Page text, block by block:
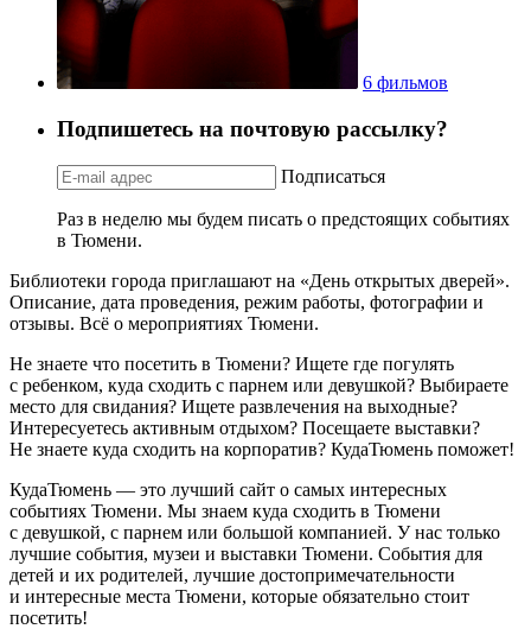
6 фильмов
Подпишетесь на почтовую рассылку?
Подписаться
Раз в неделю мы будем писать о предстоящих событиях
в Тюмени.
Библиотеки города приглашают на «День открытых дверей».
Описание, дата проведения, режим работы, фотографии и
отзывы. Всё о мероприятиях Тюмени.
Не знаете что посетить в Тюмени? Ищете где погулять
с ребенком, куда сходить с парнем или девушкой? Выбираете
место для свидания? Ищете развлечения на выходные?
Интересуетесь активным отдыхом? Посещаете выставки?
Не знаете куда сходить на корпоратив? КудаТюмень поможет!
КудаТюмень — это лучший сайт о самых интересных
событиях Тюмени. Мы знаем куда сходить в Тюмени
с девушкой, с парнем или большой компанией. У нас только
лучшие события, музеи и выставки Тюмени. События для
детей и их родителей, лучшие достопримечательности
и интересные места Тюмени, которые обязательно стоит
посетить!